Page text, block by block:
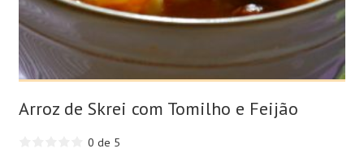
Arroz de Skrei com Tomilho e Feijão
0 de 5